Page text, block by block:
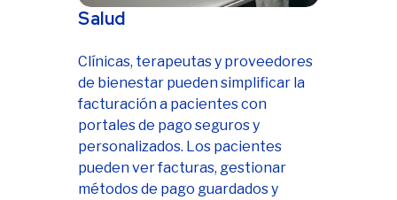
Salud
Clínicas, terapeutas y proveedores
de bienestar pueden simplificar la
facturación a pacientes con
portales de pago seguros y
personalizados. Los pacientes
pueden ver facturas, gestionar
métodos de pago guardados y